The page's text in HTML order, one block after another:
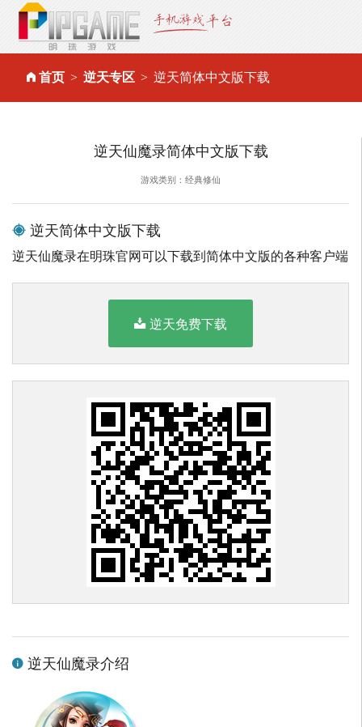
首页 逆天专区 逆天简体中文版下载
逆天仙魔录简体中文版下载
游戏类别：经典修仙
逆天简体中文版下载
逆天仙魔录在明珠官网可以下载到简体中文版的各种客户端
逆天免费下载
逆天仙魔录介绍